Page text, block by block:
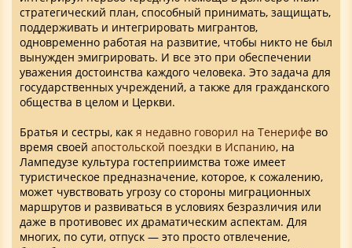
стратегический план, способный принимать, защищать,
поддерживать и интегрировать мигрантов,
одновременно работая на развитие, чтобы никто не был
вынужден эмигрировать. И все это при обеспечении
уважения достоинства каждого человека. Это задача для
государственных учреждений, а также для гражданского
общества в целом и Церкви.
Братья и сестры, как я недавно говорил на Тенерифе во
время своей апостольской поездки в Испанию, на
Лампедузе культура гостеприимства тоже имеет
туристическое предназначение, которое, к сожалению,
может чувствовать угрозу со стороны миграционных
маршрутов и развиваться в условиях безразличия или
даже в противовес их драматическим аспектам. Для
многих, по сути, отпуск — это просто отвлечение,